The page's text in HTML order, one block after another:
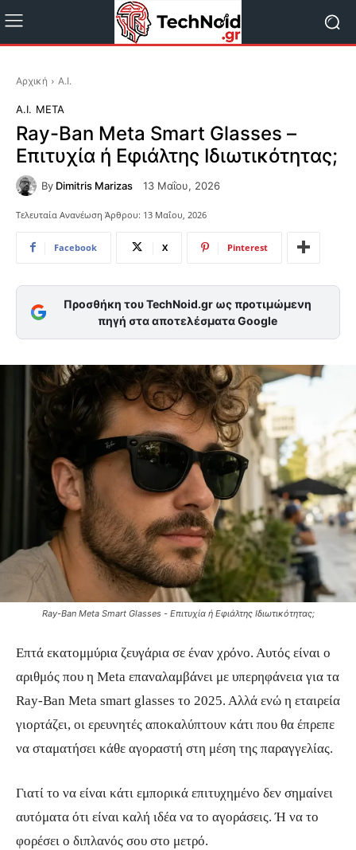
Αρχική A.I.
A.I. META
Ray-Ban Meta Smart Glasses –
Επιτυχία ή Εφιάλτης Ιδιωτικότητας;
By Dimitris Marizas 13 Μαΐου, 2026
Τελευταία Ανανέωση Άρθρου: 13 Μαΐου, 2026
Facebook X Pinterest
Προσθήκη του TechNoid.gr ως προτιμώμενη
πηγή στα αποτελέσματα Google
Ray-Ban Meta Smart Glasses - Επιτυχία ή Εφιάλτης Ιδιωτικότητας;
Επτά εκατομμύρια ζευγάρια σε έναν χρόνο. Αυτός είναι ο
αριθμός που η Meta επαναλαμβάνει με υπερηφάνεια για τα
Ray-Ban Meta smart glasses το 2025. Αλλά ενώ η εταιρεία
γιορτάζει, οι ερευνητές αποκαλύπτουν κάτι που θα έπρεπε
να σταματήσει κάθε αγοραστή στη μέση της παραγγελίας.
Γιατί το να είναι κάτι εμπορικά επιτυχημένο δεν σημαίνει
αυτόματα ότι είναι καλή ιδέα να το αγοράσεις. Ή να το
φορέσει ο διπλανός σου στο μετρό.